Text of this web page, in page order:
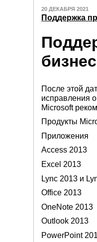
20 ДЕКАБРЯ 2021
Поддержка
После этой
исправления
Microsoft
Продукты
Приложения
Access 2013
Excel 2013
Lync 2013 и
Office 2013
OneNote 2013
Outlook 2013
PowerPoint